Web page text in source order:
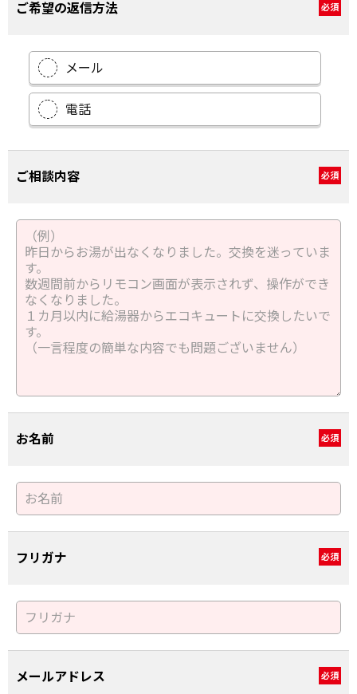
ご希望の返信方法 必須
メール
電話
ご相談内容 必須
お名前 必須
フリガナ 必須
メールアドレス 必須